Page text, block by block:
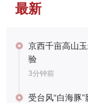
最新
京西千亩高山
验
3分钟前
受台风“白海豚